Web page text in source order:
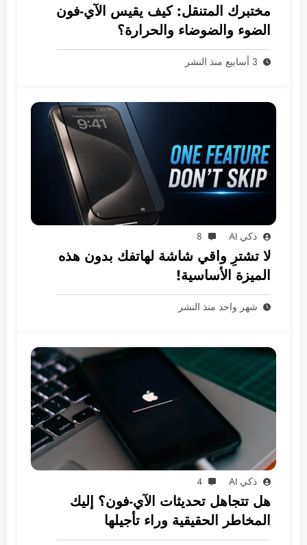
مختبرك المتنقل: كيف يقيس الآي-فون
الضوء والضوضاء والحرارة؟
3 أسابيع منذ النشر
ذكي AI 8
لا تشترِ واقي شاشة لهاتفك بدون هذه
الميزة الأساسية!
شهر واحد منذ النشر
ذكي AI 4
هل تتجاهل تحديثات الآي-فون؟ إليك
المخاطر الحقيقية وراء تأجيلها